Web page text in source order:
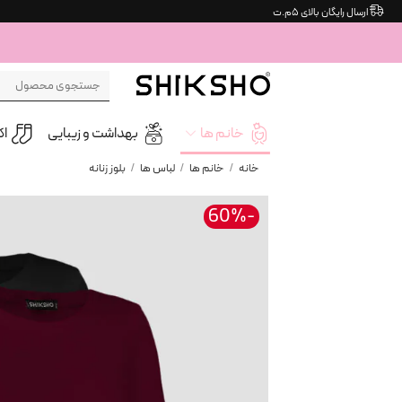
Skip ارسال رایگان بالای ۵م.ت
جستجو
برای:
خانم ها بهداشت و زیبایی
خانه / خانم ها / لباس ها / بلوز زنانه
-60%